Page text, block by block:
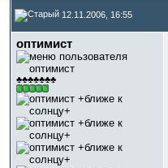
12.11.2006, 16:55
оптимист
♣♣♣♣♣♣♣